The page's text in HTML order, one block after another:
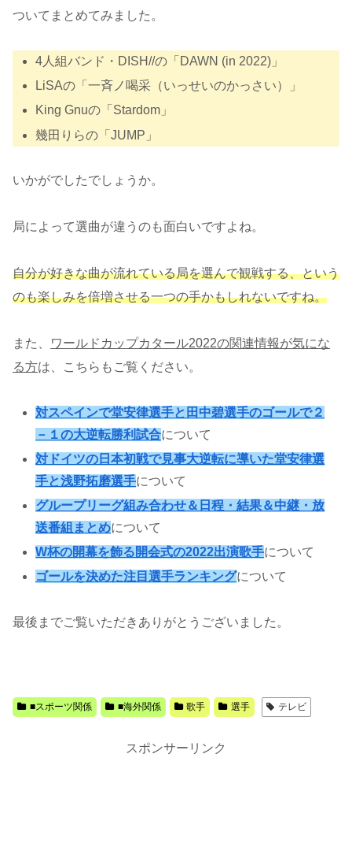
ついてまとめてみました。
4人組バンド・DISH//の「DAWN (in 2022)」
LiSAの「一斉ノ喝采（いっせいのかっさい）」
King Gnuの「Stardom」
幾田りらの「JUMP」
いかがでしたでしょうか。
局によって選曲が違うのも面白いですよね。
自分が好きな曲が流れている局を選んで観戦する、という
のも楽しみを倍増させる一つの手かもしれないですね。
また、
ワールドカップカタール2022の関連情報が気にな
る方は、こちらもご覧ください。
対スペインで堂安律選手と田中碧選手のゴールで２
－１の大逆転勝利試合について
対ドイツの日本初戦で見事大逆転に導いた堂安律選
手と浅野拓磨選手について
グループリーグ組み合わせ＆日程・結果＆中継・放
送番組まとめについて
W杯の開幕を飾る開会式の2022出演歌手について
ゴールを決めた注目選手ランキングについて
最後までご覧いただきありがとうございました。
■スポーツ関係 ■海外関係 歌手 選手 テレビ
スポンサーリンク